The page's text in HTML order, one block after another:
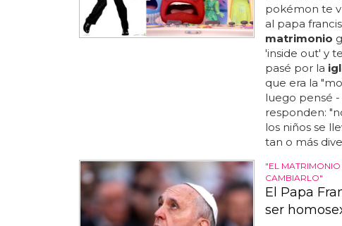
pokémon te
al papa
matrimonio
'inside out' y
pasé por la
que era la
luego pensé -
responden:
los niños se
tan o más
"EL MATRIMONIO
CAMBIARLO"
El Papa
ser